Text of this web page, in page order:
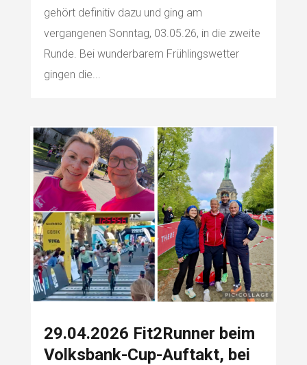
gehört definitiv dazu und ging am
vergangenen Sonntag, 03.05.26, in die zweite
Runde. Bei wunderbarem Frühlingswetter
gingen die...
29.04.2026 Fit2Runner beim
Volksbank-Cup-Auftakt, bei